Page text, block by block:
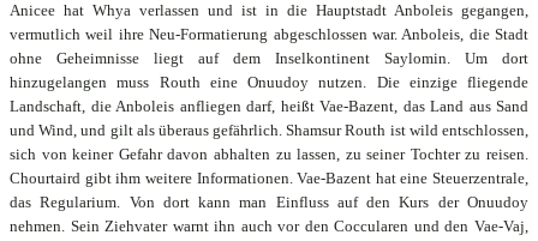
Anicee hat Whya verlassen und ist in die Hauptstadt Anboleis gegangen,
vermutlich weil ihre Neu-Formatierung abgeschlossen war. Anboleis, die Stadt
ohne Geheimnisse liegt auf dem Inselkontinent Saylomin. Um dort
hinzugelangen muss Routh eine Onuudoy nutzen. Die einzige fliegende
Landschaft, die Anboleis anfliegen darf, heißt Vae-Bazent, das Land aus Sand
und Wind, und gilt als überaus gefährlich. Shamsur Routh ist wild entschlossen,
sich von keiner Gefahr davon abhalten zu lassen, zu seiner Tochter zu reisen.
Chourtaird gibt ihm weitere Informationen. Vae-Bazent hat eine Steuerzentrale,
das Regularium. Von dort kann man Einfluss auf den Kurs der Onuudoy
nehmen. Sein Ziehvater warnt ihn auch vor den Coccularen und den Vae-Vaj,